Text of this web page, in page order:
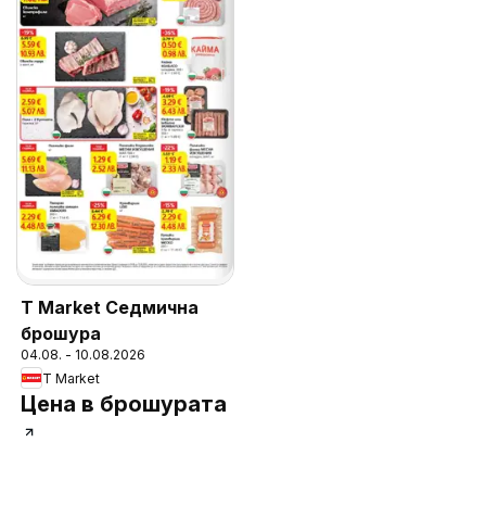
T Market Седмична
брошура
04.08. - 10.08.2026
T Market
Цена в брошурата